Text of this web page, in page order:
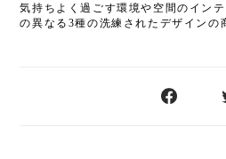
気持ちよく過ごす環境や空間のイン
の異なる3種の洗練されたデザインの